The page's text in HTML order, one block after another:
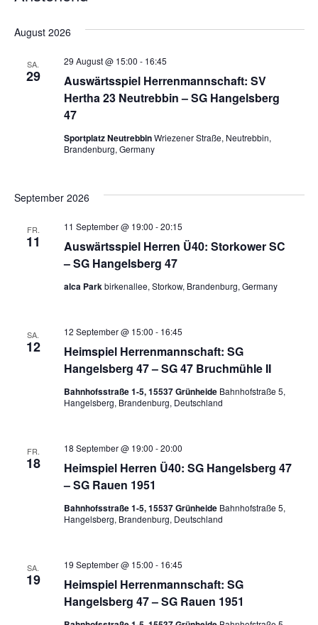
und
August 2026
SA.
29
Auswärtsspiel Herrenmannschaft: SV
Hertha 23 Neutrebbin – SG Hangelsberg
47
29 August @ 15:00 - 16:45
Sportplatz NeutrebbinWriezener Straße, Neutrebbin,
Brandenburg, Germany
September 2026
FR.
11
Auswärtsspiel Herren Ü40: Storkower SC
– SG Hangelsberg 47
11 September @ 19:00 -20:15
alca Parkbirkenallee, Storkow, Brandenburg, Germany
SA.
12
Heimspiel Herrenmannschaft: SG
Hangelsberg 47 – SG 47 Bruchmühle II
12 September @ 15:00 - 16:45
Bahnhofsstraße 1-5, 15537 Grünheide Bahnhofstraße 5,
Hangelsberg, Brandenburg, Deutschland
FR.
18
Heimspiel Herren Ü40: SG Hangelsberg 47
– SG Rauen 1951
18 September @ 19:00 -20:00
Bahnhofsstraße 1-5, 15537 Grünheide Bahnhofstraße 5,
Hangelsberg, Brandenburg, Deutschland
SA.
19
Heimspiel Herrenmannschaft: SG
Hangelsberg 47 – SG Rauen 1951
19 September @ 15:00 - 16:45